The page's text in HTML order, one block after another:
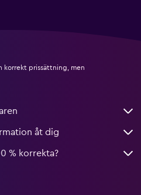
korrekt prissättning, men
åt dig
% korrekta?